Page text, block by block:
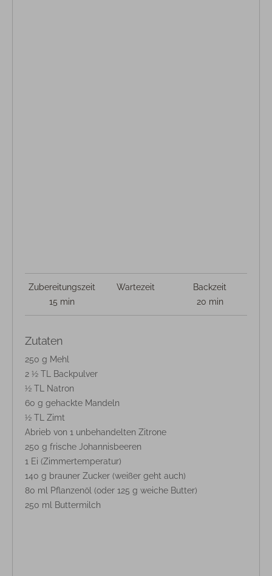
Zubereitungszeit
15 min
Wartezeit
Backzeit
20 min
Zutaten
250 g Mehl
2 ½ TL Backpulver
½ TL Natron
60 g gehackte Mandeln
½ TL Zimt
Abrieb von 1 unbehandelten Zitrone
250 g frische Johannisbeeren
1 Ei (Zimmertemperatur)
140 g brauner Zucker (weißer geht auch)
80 ml Pflanzenöl (oder 125 g weiche Butter)
250 ml Buttermilch